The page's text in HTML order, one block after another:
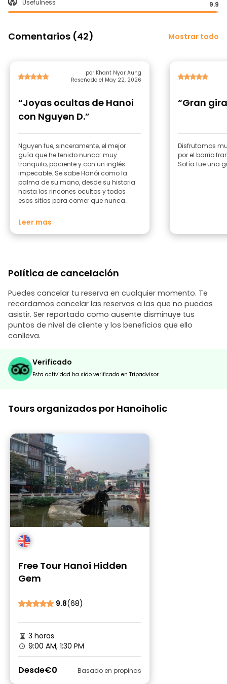
Usefulness 9.9
Comentarios (42) Mostrar todo
por Khant Nyar Aung
Reseñado el May 22, 2026
“Joyas ocultas de Hanoi
con Nguyen D.”
Nguyen fue, sinceramente, el mejor
guía que he tenido nunca: muy
tranquilo, paciente y con un inglés
impecable. Se sabe Hanói como la
palma de su mano, desde su historia
hasta los rincones ocultos y todos
esos sitios para comer que nunca
el Bánh Đa Cua (fideos rojos con pasta
(buñuelo vietnamita), Bánh cuốn
Incluso me llevó a una librería secreta
estás en Hanói y buscas buen rollo,
historias interesantes y auténtica
comida local, este tour es
imprescindible.
Leer mas
“Gran
Disfrutamos
por el barrio
Sofía fue una
Política de cancelación
Puedes cancelar tu reserva en cualquier momento. Te
recordamos cancelar las reservas a las que no puedas
asistir. Ser reportado como ausente disminuye tus
puntos de nivel de cliente y los beneficios que ello
conlleva.
Verificado
Esta actividad ha sido verificada en Tripadvisor
Tours organizados por Hanoiholic
Free Tour Hanoi Hidden
Gem
9.8(68)
3 horas
9:00 AM, 1:30 PM
Desde€0 Basado en propinas